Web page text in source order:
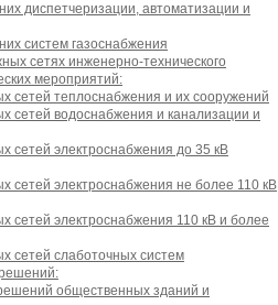
диспетчеризации, автоматизации и
систем газоснабжения
сетях инженерно-технического
мероприятий:
сетей теплоснабжения и их сооружений
сетей водоснабжения и канализации и
сетей электроснабжения до 35 кВ
сетей электроснабжения не более 110 кВ
сетей электроснабжения 110 кВ и более
сетей слаботочных систем
общественных зданий и